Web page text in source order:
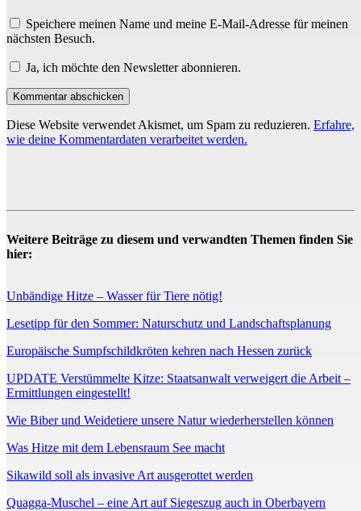
Speichere meinen Name und meine E-Mail-Adresse für meinen
nächsten Besuch.
Ja, ich möchte den Newsletter abonnieren.
Diese Website verwendet Akismet, um Spam zu reduzieren. Erfahre,
wie deine Kommentardaten verarbeitet werden.
Weitere Beiträge zu diesem und verwandten Themen finden Sie
hier:
Unbändige Hitze – Wasser für Tiere nötig!
Lesetipp für den Sommer: Naturschutz und Landschaftsplanung
Europäische Sumpfschildkröten kehren nach Hessen zurück
UPDATE Verstümmelte Kitze: Staatsanwalt verweigert die Arbeit –
Ermittlungen eingestellt!
Wie Biber und Weidetiere unsere Natur wiederherstellen können
Was Hitze mit dem Lebensraum See macht
Sikawild soll als invasive Art ausgerottet werden
Quagga-Muschel – eine Art auf Siegeszug auch in Oberbayern